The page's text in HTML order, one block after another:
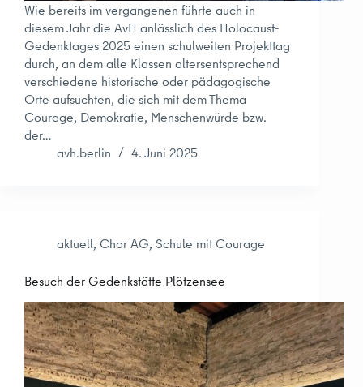
Wie bereits im vergangenen führte auch in
diesem Jahr die AvH anlässlich des Holocaust-
Gedenktages 2025 einen schulweiten Projekttag
durch, an dem alle Klassen altersentsprechend
verschiedene historische oder pädagogische
Orte aufsuchten, die sich mit dem Thema
Courage, Demokratie, Menschenwürde bzw.
der…
avh.berlin
4. Juni 2025
aktuell, Chor AG, Schule mit Courage
Besuch der Gedenkstätte Plötzensee